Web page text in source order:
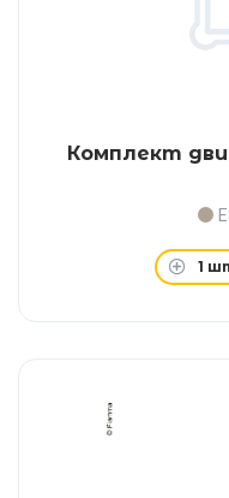
Комплект
1